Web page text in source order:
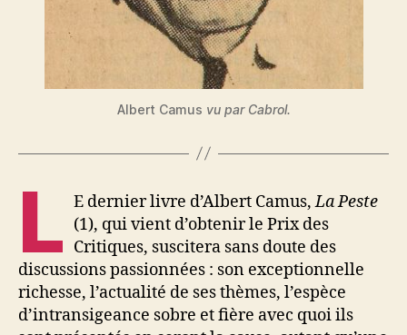
Albert Camus vu par Cabrol.
L E dernier livre d’Albert Camus,La Peste
(1), qui vient d’obtenir le Prix des
Critiques, suscitera sans doute des
discussions passionnées : son exceptionnelle
richesse, l’actualité de ses thèmes, l’espèce
d’intransigeance sobre et fière avec quoi ils